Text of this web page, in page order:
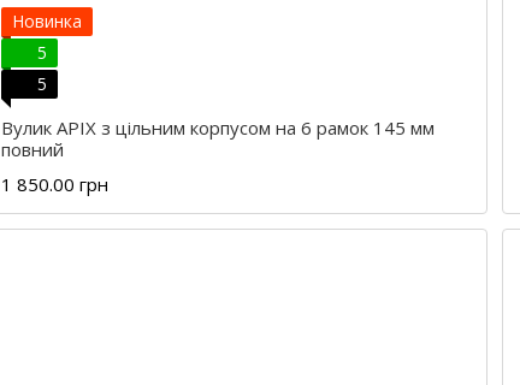
Новинка
5
5
Вулик APIX з цільним корпусом на 6 рамок 145 мм
повний
1 850.00 грн